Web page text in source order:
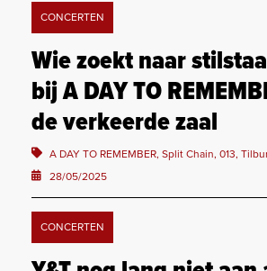
CONCERTEN
Wie zoekt naar
bij A DAY TO
de verkeerde zaal
A DAY TO REMEMBER, Split Chain, 013,
28/05/2025
CONCERTEN